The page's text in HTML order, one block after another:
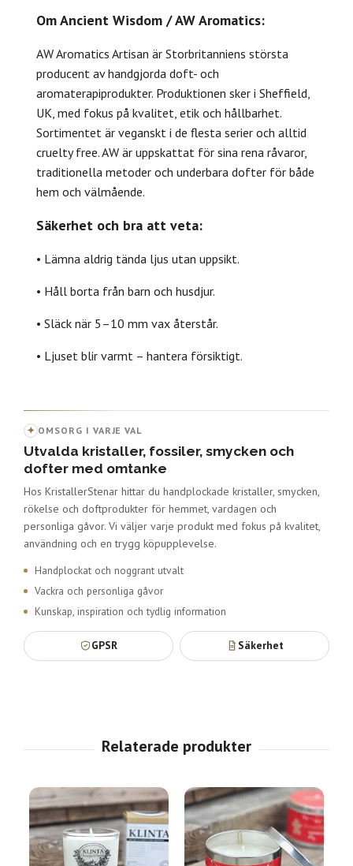
Om Ancient Wisdom / AW Aromatics:
AW Aromatics Artisan är Storbritanniens största
producent av handgjorda doft- och
aromaterapiprodukter. Produktionen sker i Sheffield,
UK, med fokus på kvalitet, etik och hållbarhet.
Sortimentet är veganskt i de flesta serier och alltid
cruelty free. AW är uppskattat för sina rena råvaror,
traditionella metoder och underbara dofter för både
hem och välmående.
Säkerhet och bra att veta:
• Lämna aldrig tända ljus utan uppsikt.
• Håll borta från barn och husdjur.
• Släck när 5–10 mm vax återstår.
• Ljuset blir varmt – hantera försiktigt.
✦ OMSORG I VARJE VAL
Utvalda kristaller, fossiler, smycken och
dofter med omtanke
Hos KristallerStenar hittar du handplockade kristaller, smycken,
rökelse och doftprodukter för hemmet, vardagen och
personliga gåvor. Vi väljer varje produkt med fokus på kvalitet,
användning och en trygg köpupplevelse.
Handplockat och noggrant utvalt
Vackra och personliga gåvor
Kunskap, inspiration och tydlig information
GPSR Säkerhet